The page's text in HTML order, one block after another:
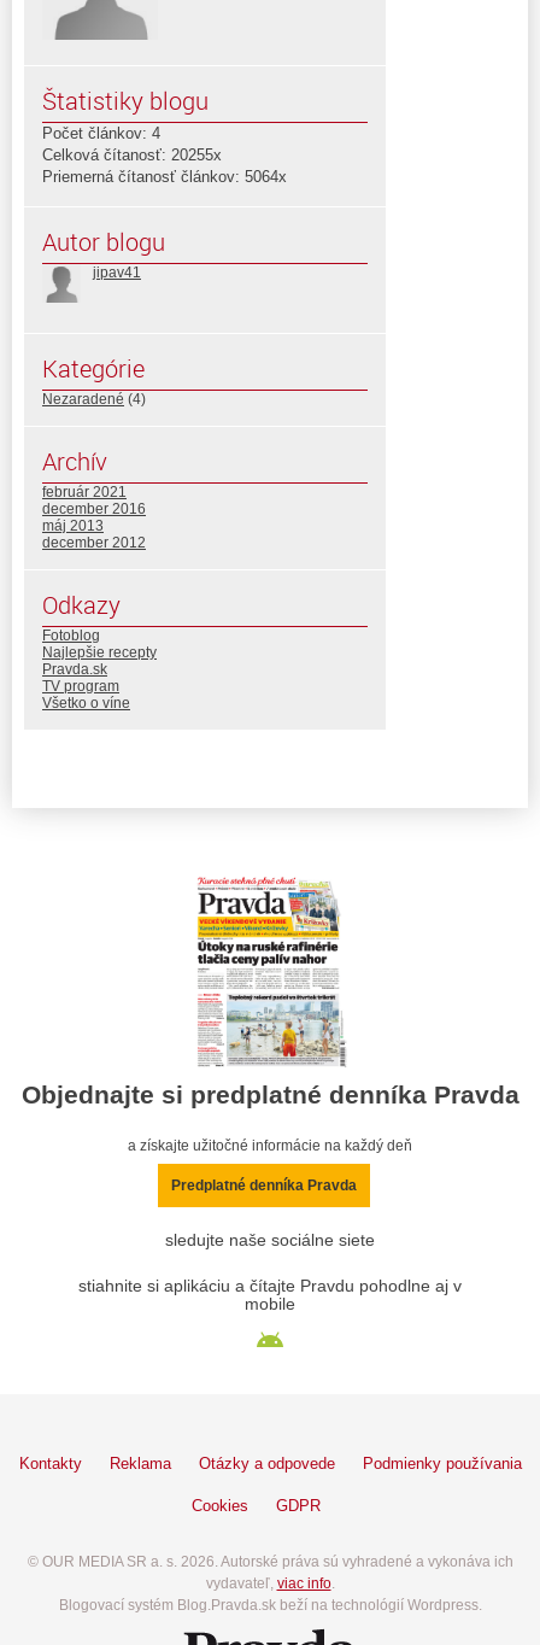
Štatistiky blogu
Počet článkov: 4
Celková čítanosť: 20255x
Priemerná čítanosť článkov: 5064x
Autor blogu
jipav41
Kategórie
Nezaradené (4)
Archív
február 2021
december 2016
máj 2013
december 2012
Odkazy
Fotoblog
Najlepšie recepty
Pravda.sk
TV program
Všetko o víne
Objednajte si predplatné denníka Pravda
a získajte užitočné informácie na každý deň
Predplatné denníka Pravda
sledujte naše sociálne siete
stiahnite si aplikáciu a čítajte Pravdu pohodlne aj v
mobile
Kontakty Reklama Otázky a odpovede Podmienky používania
Cookies GDPR
© OUR MEDIA SR a. s. 2026. Autorské práva sú vyhradené a vykonáva ich
vydavateľ, viac info.
Blogovací systém Blog.Pravda.sk beží na technológií Wordpress.